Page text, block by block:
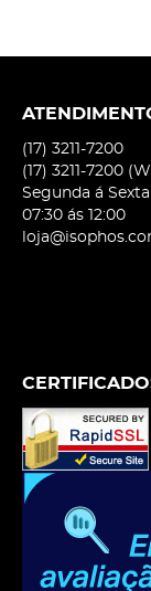
(17) 3211-7200
(17) 3211-7200
Segunda á
07:30 ás 12:00